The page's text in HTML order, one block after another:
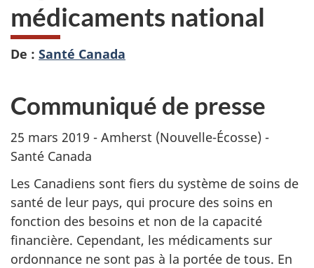
médicaments national
De : Santé Canada
Communiqué de presse
25 mars 2019 - Amherst (Nouvelle-Écosse) -
Santé Canada
Les Canadiens sont fiers du système de soins de
santé de leur pays, qui procure des soins en
fonction des besoins et non de la capacité
financière. Cependant, les médicaments sur
ordonnance ne sont pas à la portée de tous. En